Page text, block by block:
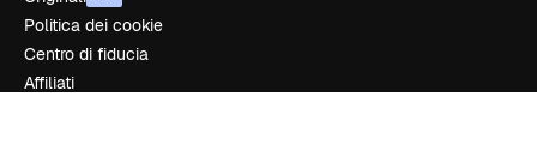
Politica dei cookie
Centro di fiducia
Affiliati